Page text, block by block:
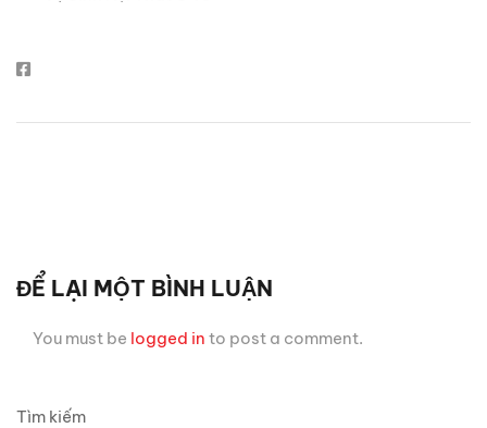
Tìm kiếm
ĐỂ LẠI MỘT BÌNH LUẬN
You must be logged in to post a comment.